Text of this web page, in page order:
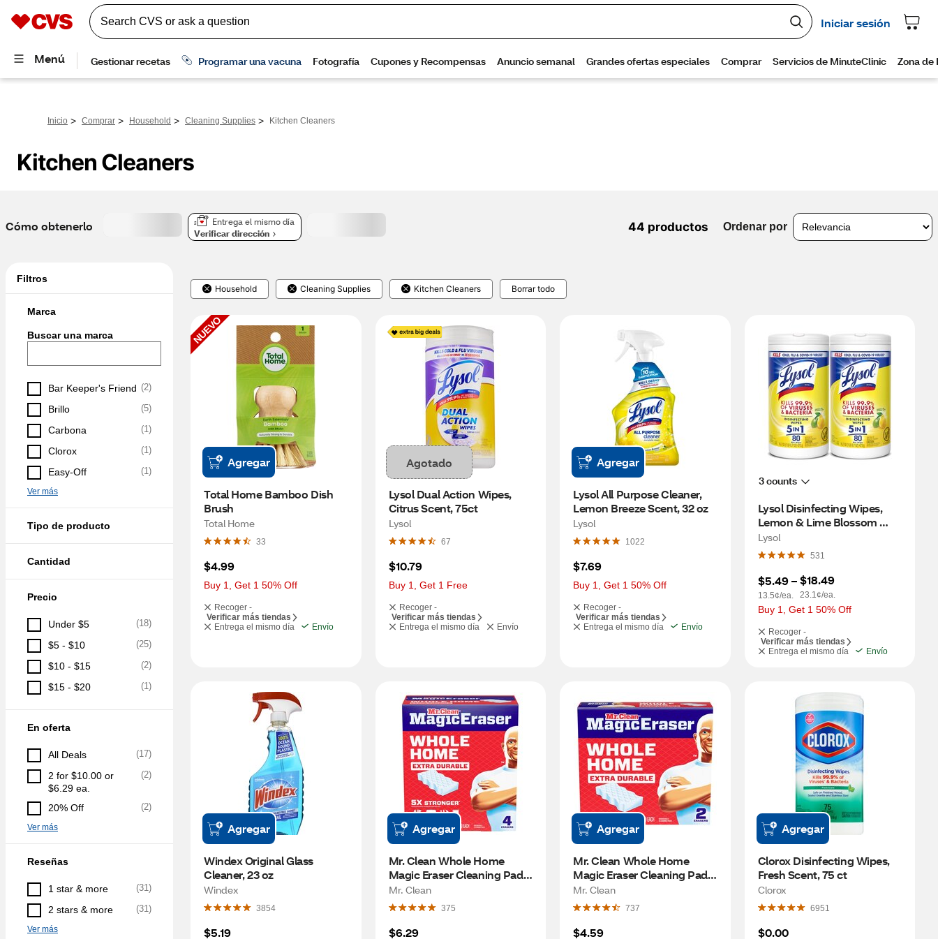
Inicio > Comprar > Household > Cleaning Supplies > Kitchen Cleaners
Kitchen Cleaners
Cómo obtenerlo
Entrega el mismo día
Verificar dirección
44 productos Ordenar por
Filtros
Marca
Buscar una marca
Bar Keeper's Friend (2)
Brillo (5)
Carbona (1)
Clorox (1)
Easy-Off (1)
Ver más
Tipo de producto
Cantidad
Precio
Under $5 (18)
$5 - $10 (25)
$10 - $15 (2)
$15 - $20 (1)
En oferta
All Deals (17)
2 for $10.00 or
$6.29 ea.
(2)
20% Off (2)
Ver más
Reseñas
1 star & more (31)
2 stars & more (31)
Ver más
Household Cleaning Supplies Kitchen Cleaners Borrar todo
NUEVO
Agregar
Total Home Bamboo Dish
Brush
Total Home
33
$4.99
Buy 1, Get 1 50% Off
Recoger -
Verificar más tiendas
Entrega el mismo día
Envío
Agotado
Lysol Dual Action Wipes,
Citrus Scent, 75ct
Lysol
67
$10.79
Buy 1, Get 1 Free
Recoger -
Verificar más tiendas
Entrega el mismo día
Envío
Agregar
Lysol All Purpose Cleaner,
Lemon Breeze Scent, 32 oz
Lysol
1022
$7.69
Buy 1, Get 1 50% Off
Recoger -
Verificar más tiendas
Entrega el mismo día
Envío
3 counts
Lysol Disinfecting Wipes,
Lemon & Lime Blossom
Scent, 2 ct
Lysol
531
$5.49 –
13.5¢/ea.
$18.49
23.1¢/ea.
Buy 1, Get 1 50% Off
Recoger -
Verificar más tiendas
Entrega el mismo día
Envío
Agregar
Windex Original Glass
Cleaner, 23 oz
Windex
3854
$5.19
Agregar
Mr. Clean Whole Home
Magic Eraser Cleaning Pads,
4 ct
Mr. Clean
375
$6.29
Agregar
Mr. Clean Whole Home
Magic Eraser Cleaning Pads,
2 ct
Mr. Clean
737
$4.59
Agregar
Clorox Disinfecting Wipes,
Fresh Scent, 75 ct
Clorox
6951
$0.00